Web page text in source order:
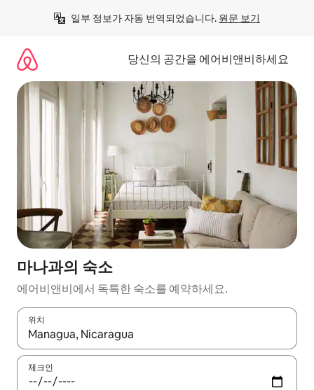
일부 정보가 자동 번역되었습니다. 원문 보기
당신의 공간을 에어비앤비하세요
마나과의 숙소
에어비앤비에서 독특한 숙소를 예약하세요.
위치
결과가 나오면 위·아래 화살표 키를 사용하거나 터치 또는 스와이
체크인